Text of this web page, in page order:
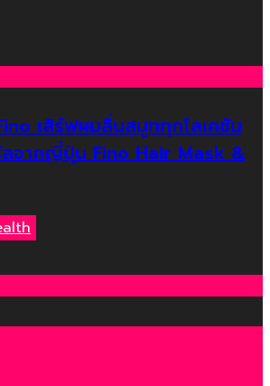
เสิร์ฟผมลื่นสมูททุกโลเคชัน
ลจากญี่ปุ่น Fino Hair Mask &